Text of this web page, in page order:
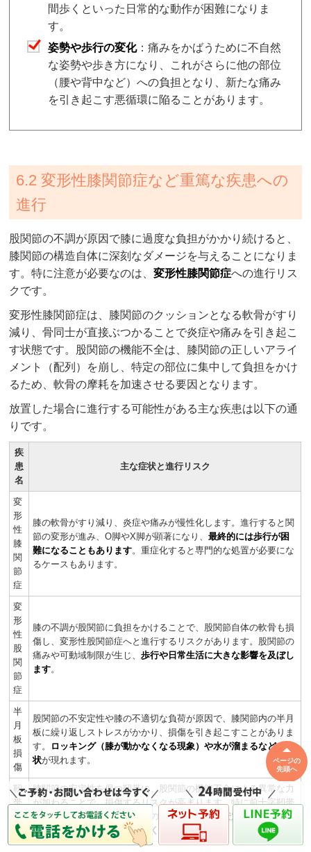
間歩くといった日常的な動作が困難になりま
す。
姿勢や歩行の変化：痛みをかばうために不自然
な姿勢や歩き方になり、これがさらに他の部位
（腰や背中など）への負担となり、新たな痛み
を引き起こす悪循環に陥ることがあります。
6.2 変形性膝関節症など重篤な疾患への
進行
股関節の不調が原因で膝に過度な負担がかかり続けると、
膝関節の構造自体に深刻なダメージを与えることになりま
す。特に注意が必要なのは、変形性膝関節症への進行リス
クです。
変形性膝関節症は、膝関節のクッションとなる軟骨がすり
減り、骨同士が直接ぶつかることで炎症や痛みを引き起こ
す状態です。股関節の機能不全は、膝関節の正しいアライ
メント（配列）を崩し、特定の部位に集中して負担をかけ
るため、軟骨の摩耗を加速させる要因となります。
放置した場合に進行する可能性がある主な疾患は以下の通
りです。
疾
患
名
主な症状と進行リスク
変
形
性
膝
関
節
症
膝の軟骨がすり減り、炎症や痛みが慢性化します。進行すると関
節の変形が進み、O脚やX脚が顕著になり、最終的には歩行が困
難になることもあります。重症化すると専門的な処置が必要にな
るケースもあります。
変
形
性
股
関
節
症
膝の不調が股関節に負担をかけることで、股関節自体の軟骨も損
傷し、変形性股関節症へと進行するリスクがあります。股関節の
痛みや可動域制限が生じ、歩行や日常生活に大きな影響を及ぼし
ます。
半
月
板
損
傷
股関節の不安定性や膝の不適切な負荷が原因で、膝関節内の半月
板に繰り返しストレスがかかり、損傷を引き起こすことがありま
す。
ロッキング（膝が動かなくなる現象）や水が溜まるなどの症
状が現れます。
靭
帯
損
傷
膝関節の安定性を保つ靭帯に、股関節の機能不全による異常な力
が加わることで、損傷するリスクが高まります。特に前十字靭帯
や後十字靭帯、側副靭帯などの損傷は、膝の不安定性を増大さ
せ、さらなる損傷を招きやすくなります
。
ページの
先頭へ